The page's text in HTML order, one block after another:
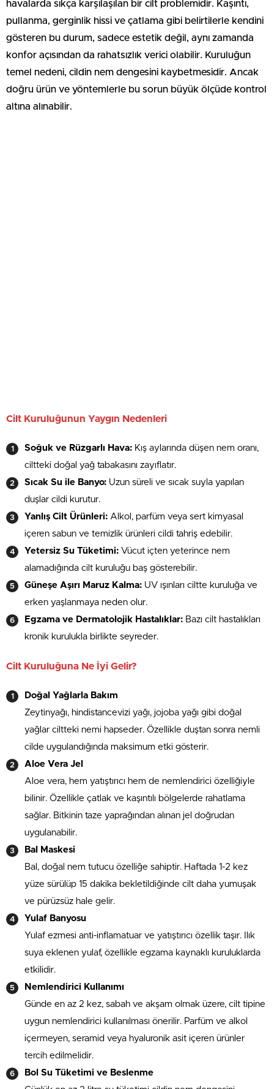
havalarda sıkça karşılaşılan bir cilt problemidir. Kaşıntı,
pullanma, gerginlik hissi ve çatlama gibi belirtilerle kendini
gösteren bu durum, sadece estetik değil, aynı zamanda
konfor açısından da rahatsızlık verici olabilir. Kuruluğun
temel nedeni, cildin nem dengesini kaybetmesidir. Ancak
doğru ürün ve yöntemlerle bu sorun büyük ölçüde kontrol
altına alınabilir.
Cilt Kuruluğunun Yaygın Nedenleri
Soğuk ve Rüzgarlı Hava: Kış aylarında düşen nem oranı,
ciltteki doğal yağ tabakasını zayıflatır.
Sıcak Su ile Banyo: Uzun süreli ve sıcak suyla yapılan
duşlar cildi kurutur.
Yanlış Cilt Ürünleri: Alkol, parfüm veya sert kimyasal
içeren sabun ve temizlik ürünleri cildi tahriş edebilir.
Yetersiz Su Tüketimi: Vücut içten yeterince nem
alamadığında cilt kuruluğu baş gösterebilir.
Güneşe Aşırı Maruz Kalma: UV ışınları ciltte kuruluğa ve
erken yaşlanmaya neden olur.
Egzama ve Dermatolojik Hastalıklar: Bazı cilt hastalıkları
kronik kurulukla birlikte seyreder.
Cilt Kuruluğuna Ne İyi Gelir?
Doğal Yağlarla Bakım
Zeytinyağı, hindistancevizi yağı, jojoba yağı gibi doğal
yağlar ciltteki nemi hapseder. Özellikle duştan sonra nemli
cilde uygulandığında maksimum etki gösterir.
Aloe Vera Jel
Aloe vera, hem yatıştırıcı hem de nemlendirici özelliğiyle
bilinir. Özellikle çatlak ve kaşıntılı bölgelerde rahatlama
sağlar. Bitkinin taze yaprağından alınan jel doğrudan
uygulanabilir.
Bal Maskesi
Bal, doğal nem tutucu özelliğe sahiptir. Haftada 1-2 kez
yüze sürülüp 15 dakika bekletildiğinde cilt daha yumuşak
ve pürüzsüz hale gelir.
Yulaf Banyosu
Yulaf ezmesi anti-inflamatuar ve yatıştırıcı özellik taşır. Ilık
suya eklenen yulaf, özellikle egzama kaynaklı kuruluklarda
etkilidir.
Nemlendirici Kullanımı
Günde en az 2 kez, sabah ve akşam olmak üzere, cilt tipine
uygun nemlendirici kullanılması önerilir. Parfüm ve alkol
içermeyen, seramid veya hyaluronik asit içeren ürünler
tercih edilmelidir.
Bol Su Tüketimi ve Beslenme